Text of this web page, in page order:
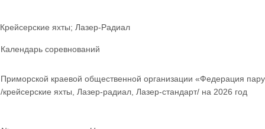
Крейсерские яхты; Лазер-Радиал
Календарь соревнований
Приморской краевой общественной организации «Федерация
/крейсерские яхты, Лазер-радиал, Лазер-стандарт/ на 2026 год